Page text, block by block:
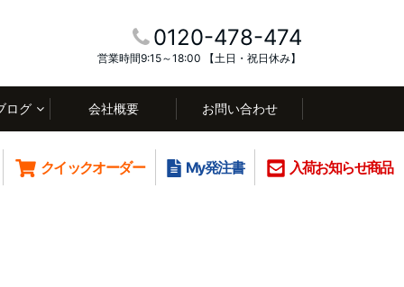
0120-478-474
営業時間9:15～18:00 【土日・祝日休み】
ログ 会社概要 お問い合わせ
クイックオーダー My発注書 入荷お知らせ商品